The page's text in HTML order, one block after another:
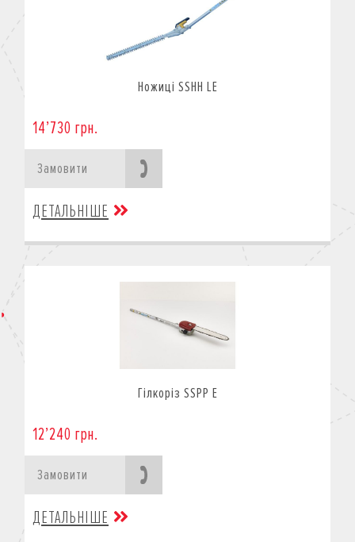
Ножиці SSHH LE
14’730 грн.
Замовити
ДЕТАЛЬНІШЕ
Гілкоріз SSPP E
12’240 грн.
Замовити
ДЕТАЛЬНІШЕ